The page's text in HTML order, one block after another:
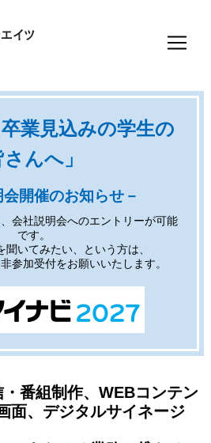
卒業見込みの学生の
さんへ」
会開催のお知らせ－
会社説明会へのエントリーが可能
です。
聞いてみたい、という方は、
参加受付をお願いいたします。
番組制作、WEBコンテン
面、デジタルサイネージ